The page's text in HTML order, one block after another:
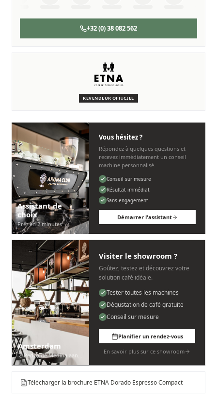
+32 (0) 38 082 562
REVENDEUR OFFICIEL
Nous sommes là pour vous
Personnel, rapide et sans tracas.
Assistant de
choix
Prêt en 2 minutes
Vous hésitez ?
Répondez à quelques questions et
recevez immédiatement un conseil
machine personnalisé.
Conseil sur mesure
Résultat immédiat
Sans engagement
Démarrer l'assistant
Amsterdam
Pedro de Medinalaan 53
Visiter le showroom ?
Goûtez, testez et découvrez votre
solution café idéale.
Tester toutes les machines
Dégustation de café gratuite
Conseil sur mesure
Planifier un rendez-vous
En savoir plus sur ce showroom
Télécharger la brochure ETNA Dorado Espresso Compact